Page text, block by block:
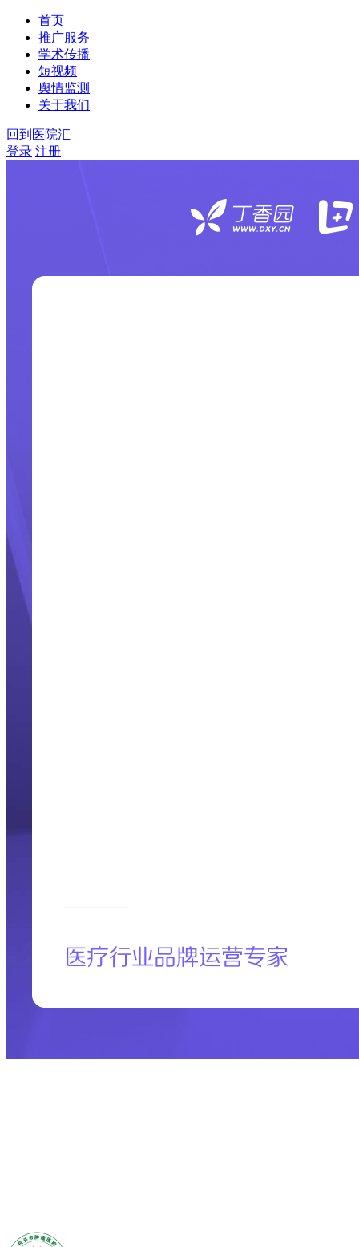
首页
推广服务
学术传播
短视频
舆情监测
关于我们
回到医院汇
登录 注册